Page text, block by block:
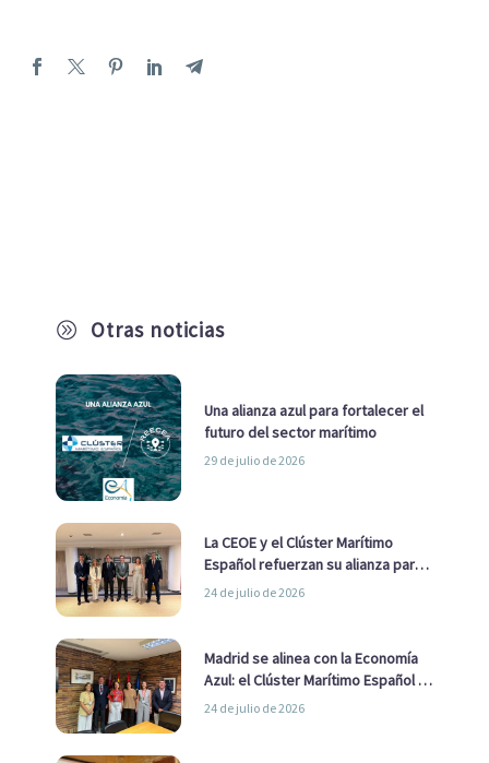
A Otras noticias
Una alianza azul para fortalecer el
futuro del sector marítimo
29 de julio de 2026
La CEOE y el Clúster Marítimo
Español refuerzan su alianza para
impulsar una estrategia Nacional
24 de julio de 2026
Madrid se alinea con la Economía
Azul: el Clúster Marítimo Español y
la Real Liga Naval avanzan alianzas
24 de julio de 2026